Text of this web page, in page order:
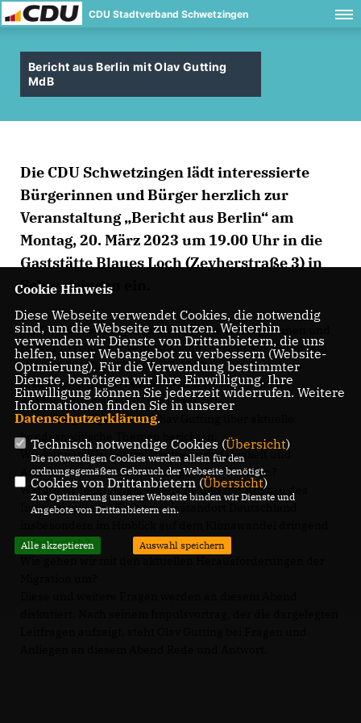
CDU Stadtverband Schwetzingen
Bericht aus Berlin mit Olav Gutting
MdB
Die CDU Schwetzingenlädt interessierte
Bürgerinnen und Bürger herzlich zur
Veranstaltung „Bericht aus Berlin“ am
Montag, 20. März 2023 um 19.00 Uhr in die
Gaststätte Blaues Loch (Zeyherstraße 3) in
Schwetzingen ein.
DieCDUSchwetzingenlädt interessierte Bürgerinnen und
Bürger herzlich zur Veranstaltung „Bericht aus Berlin“ am
Montag, 20. März 2023 um 19.00 Uhr in die Gaststätte
Blaues Loch (Zeyherstraße 3) in Schwetzingen ein.
Auf Einladung der CDU wird der CDU-
Bundestagsabgeordnete Olav Gutting über aktuelle
bundespolitische Themen berichten.
Wie können Wachstum, Wettbewerbsfähigkeit und
Arbeitsplätze in Deutschland gesichert werden?
Warum ist Technologieförderung und der Ausbau des
Innovations- und Technologiestandort Deutschland
erforderlich?
Cookie Hinweis
Diese Webseite verwendet Cookies, die notwendig
sind, um die Webseite zu nutzen. Weiterhin
verwenden wir Dienste von Drittanbietern, die uns
helfen, unser Webangebot zu verbessern (Website-
Optmierung). Für die Verwendung bestimmter
Dienste, benötigen wir Ihre Einwilligung. Ihre
Einwilligung können Sie jederzeit widerrufen. Weitere
Informationen finden Sie in unserer
Datenschutzerklärung.
Technisch notwendige Cookies (Übersicht)
Die notwendigen Cookies werden allein für den
ordnungsgemäßen Gebrauch der Webseite benötigt.
Cookies von Drittanbietern (Übersicht)
Zur Optimierung unserer Webseite binden wir Dienste und
Angebote von Drittanbietern ein.
Alle akzeptieren Auswahl speichern